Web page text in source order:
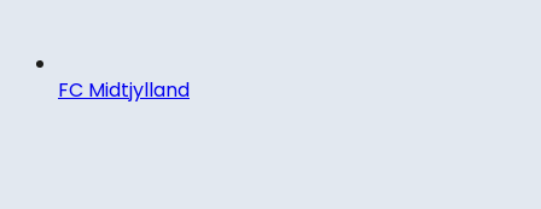
FC Midtjylland